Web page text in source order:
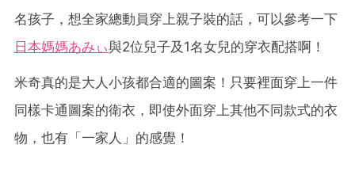
名孩子，想全家總動員穿上親子裝的話，可以參考一下
日本媽媽あみぃ與2位兒子及1名女兒的穿衣配搭啊！
米奇真的是大人小孩都合適的圖案！只要裡面穿上一件
同樣卡通圖案的衛衣，即使外面穿上其他不同款式的衣
物，也有「一家人」的感覺！